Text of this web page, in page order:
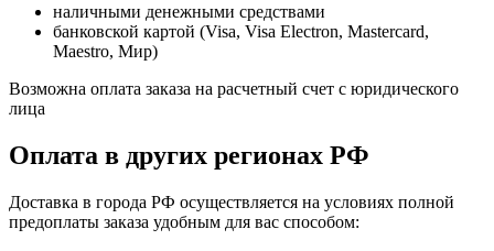
наличными денежными средствами
банковской картой (Visa, Visa Electron, Mastercard,
Maestro, Мир)
Возможна оплата заказа на расчетный счет с юридического
лица
Оплата в других регионах РФ
Доставка в города РФ осуществляется на условиях полной
предоплаты заказа удобным для вас способом: